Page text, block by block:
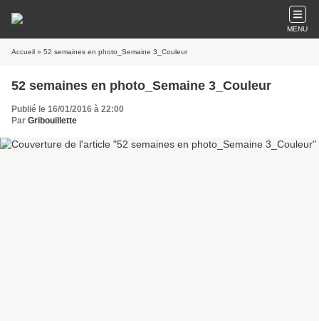
MENU
Accueil » 52 semaines en photo_Semaine 3_Couleur
52 semaines en photo_Semaine 3_Couleur
Publié le 16/01/2016 à 22:00
Par Gribouillette